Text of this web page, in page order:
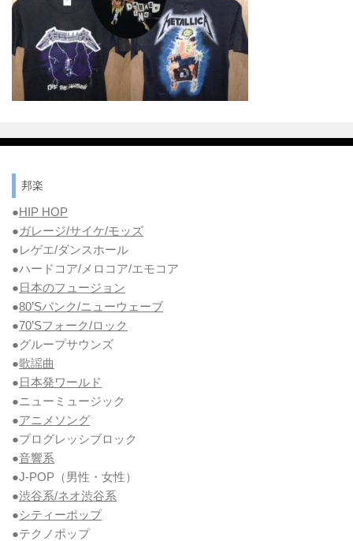
邦楽
●HIP HOP
●ガレージ/サイケ/モッズ
●レゲエ/ダンスホール
●ハードコア/メロコア/エモコア
●日本のフュージョン
●80’Sパンク/ニューウェーブ
●70’Sフォーク/ロック
●グループサウンズ
●歌謡曲
●日本発ワールド
●ニューミュージック
●アニメソング
●プログレッシブロック
●音響系
●J-POP（男性・女性）
●渋谷系/ネオ渋谷系
●シティーポップ
●テクノポップ